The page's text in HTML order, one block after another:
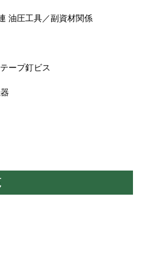
油圧工具／副資材関係
ープ釘ビス